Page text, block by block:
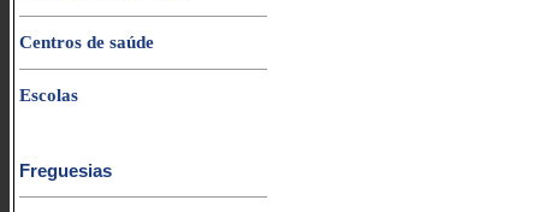
Centros de saúde
Escolas
Freguesias